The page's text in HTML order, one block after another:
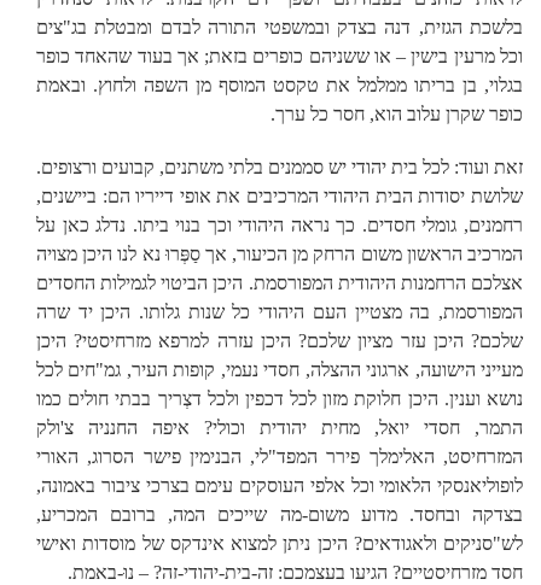
בלשכת הגזית, דנה בצדק ובמשפטי התורה לבדם ומבטלת בג"צים
וכל מרעין בישין – או ששניהם כופרים בזאת; אך בעוד שהאחד כופר
בגלוי, בן בריתו ממלמל את טקסט המוסף מן השפה ולחוץ. ובאמת
כופר שקרן עלוב הוא, חסר כל ערך.
זאת ועוד: לכל בית יהודי יש סממנים בלתי משתנים, קבועים ורצופים.
שלושת יסודות הבית היהודי המרכיבים את אופי דייריו הם: ביישנים,
רחמנים, גומלי חסדים. כך נראה היהודי וכך בנוי ביתו. נדלג כאן על
המרכיב הראשון משום הרחק מן הכיעור, אך סַפְּרוּ נא לנו היכן מצויה
אצלכם הרחמנות היהודית המפורסמת. היכן הביטוי לגמילות החסדים
המפורסמת, בה מצטיין העם היהודי כל שנות גלותו. היכן יד שרה
שלכם? היכן עזר מציון שלכם? היכן עזרה למרפא מזרחיסטי? היכן
מעייני הישועה, ארגוני ההצלה, חסדי נעמי, קופות העיר, גמ"חים לכל
נושא וענין. היכן חלוקת מזון לכל דכפין ולכל דצְריך בבתי חולים כמו
התמר, חסדי יואל, מחית יהודית וכולי? איפה החנניה צ'ולק
המזרחיסט, האלימלך פירר המפד"לי, הבנימין פישר הסרוג, האורי
לופוליאנסקי הלאומי וכל אלפי העוסקים עימם בצרכי ציבור באמונה,
בצדקה ובחסד. מדוע משום-מה שייכים המה, ברובם המכריע,
לש"סניקים ולאגודאים? היכן ניתן למצוא אינדקס של מוסדות ואישי
חסד מזרחיסטיים? הגיעו בעצמכם: זה-בית-יהודי-זה? – נוּ-באמת.